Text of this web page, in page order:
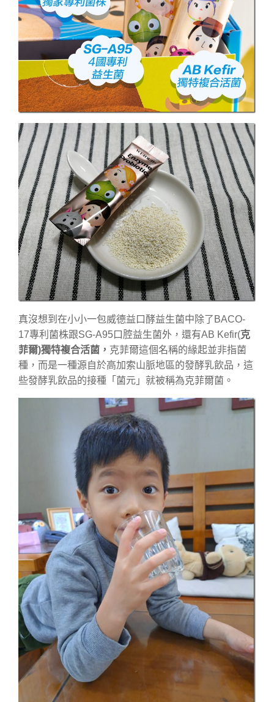
真沒想到在小小一包威德益口酵益生菌中除了BACO-
17專利菌株跟SG-A95口腔益生菌外，還有AB Kefir(克
菲爾)獨特複合活菌， 克菲爾這個名稱的緣起並非指菌
種，而是一種源自於高加索山脈地區的發酵乳飲品，這
些發酵乳飲品的接種「菌元」就被稱為克菲爾菌。